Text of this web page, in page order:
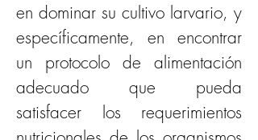
en dominar su cultivo larvario, y
específicamente, en encontrar
un protocolo de alimentación
adecuado que pueda
satisfacer los requerimientos